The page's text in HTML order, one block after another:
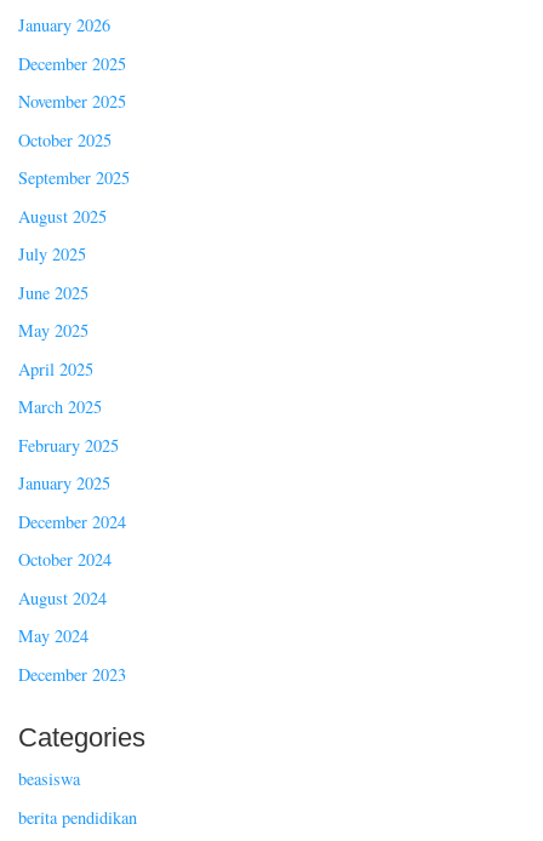
January 2026
December 2025
November 2025
October 2025
September 2025
August 2025
July 2025
June 2025
May 2025
April 2025
March 2025
February 2025
January 2025
December 2024
October 2024
August 2024
May 2024
December 2023
Categories
beasiswa
berita pendidikan